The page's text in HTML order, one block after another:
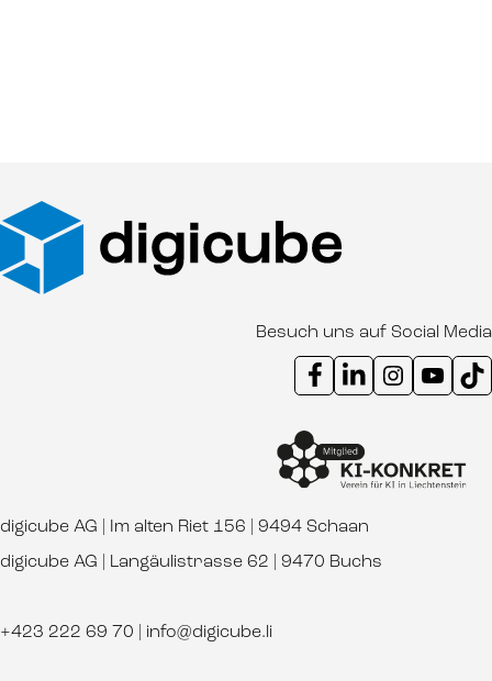
Besuch uns auf Social Media
Instagram Kanal digicube
Youtube Kanal
digicube AG | Im alten Riet 156 | 9494 Schaan
digicube AG | Langäulistrasse 62 | 9470 Buchs
+423 222 69 70 info@digicube.li